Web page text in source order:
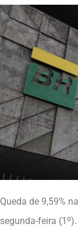
Queda de 9,59%
segunda-feira